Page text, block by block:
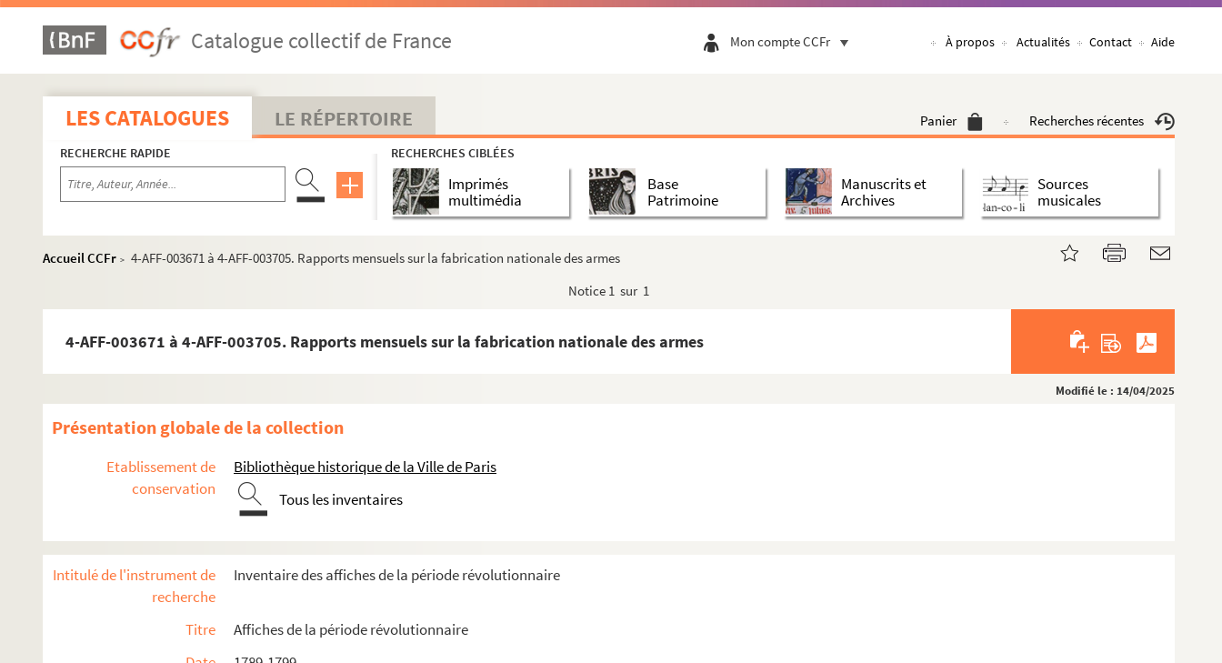
Catalogue collectif de France Mon compte CCFr À propos Actualités Contact Aide
LES CATALOGUES LE RÉPERTOIRE Panier Recherches récentes
RECHERCHE RAPIDE RECHERCHES CIBLÉES
Imprimés
multimédia
Base
Patrimoine
Manuscrits et
Archives
Sources
musicales
Accueil CCFr > 4-AFF-003671 à 4-AFF-003705. Rapports mensuels sur la fabrication nationale des armes
Notice 1 sur 1
4-AFF-003671 à 4-AFF-003705. Rapports mensuels sur la fabrication nationale des armes
Modifié le : 14/04/2025
Présentation globale de la collection
Etablissement de
conservation
Bibliothèque historique de la Ville de Paris
Tous les inventaires
Intitulé de l'instrument de
recherche
Inventaire des affiches de la période révolutionnaire
Titre
Affiches de la période révolutionnaire
Actes de la monarchie
Assemblées nationales constituante et législative (1789-1792)
Convention nationale (1792-1795)